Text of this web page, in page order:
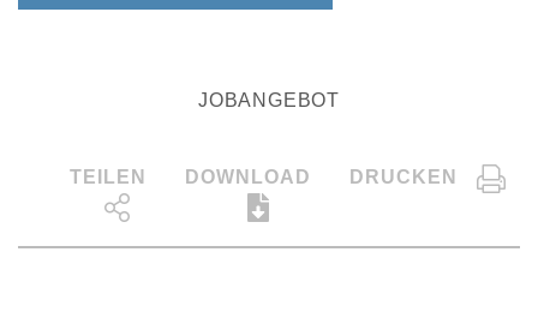
JOBANGEBOT
TEILEN DOWNLOAD DRUCKEN